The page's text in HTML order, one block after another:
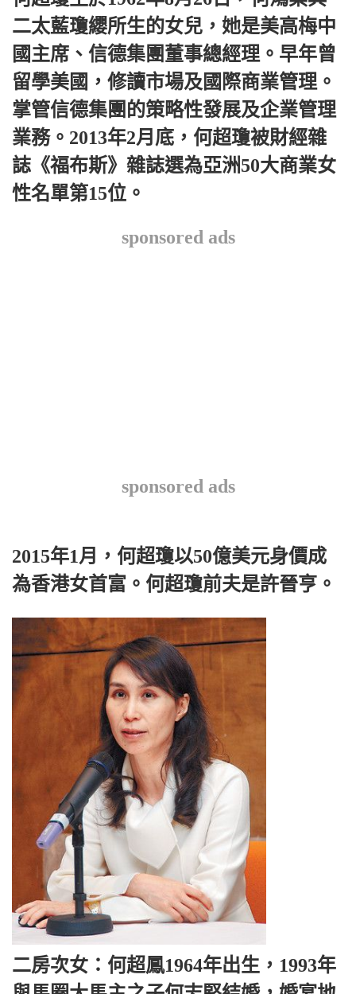
二太藍瓊纓所生的女兒，她是美高梅中
國主席、信德集團董事總經理。早年曾
留學美國，修讀市場及國際商業管理。
掌管信德集團的策略性發展及企業管理
業務。2013年2月底，何超瓊被財經雜
誌《福布斯》雜誌選為亞洲50大商業女
性名單第15位。
sponsored ads
sponsored ads
2015年1月，何超瓊以50億美元身價成
為香港女首富。何超瓊前夫是許晉亨。
二房次女：何超鳳1964年出生，1993年